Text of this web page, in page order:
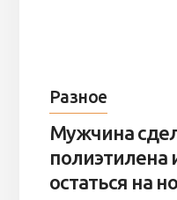
Разное
Мужчина
полиэтилена
остаться на